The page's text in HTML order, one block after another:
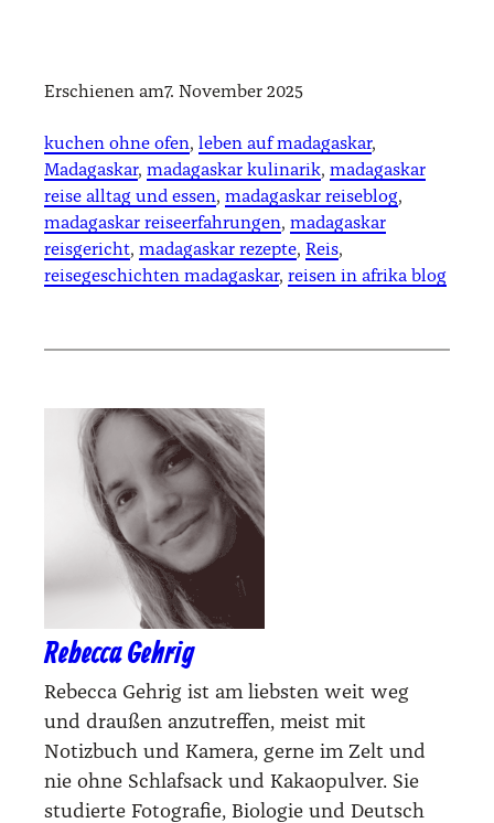
Erschienen am7. November 2025
kuchen ohne ofen, leben auf madagaskar
Madagaskar, madagaskar kulinarik, madagaskar
reise alltag und essen, madagaskar reiseblog
madagaskar reiseerfahrungen, madagaskar
reisgericht, madagaskar rezepte, Reis
reisegeschichten madagaskar, reisen in afrika blog
Rebecca Gehrig
Rebecca Gehrig ist am liebsten weit weg
und draußen anzutreffen, meist mit
Notizbuch und Kamera, gerne im Zelt und
nie ohne Schlafsack und Kakaopulver. Sie
studierte Fotografie, Biologie und Deutsch